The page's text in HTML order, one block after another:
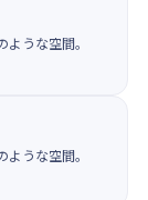
うな空間。
うな空間。